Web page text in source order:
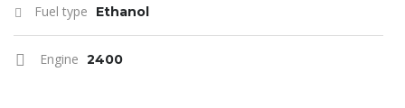
Fuel type Ethanol
Engine 2400